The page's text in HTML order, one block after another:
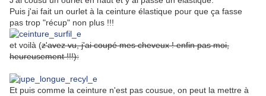
Puis j'ai fait un ourlet à la ceinture élastique pour que ça fasse
pas trop "récup" non plus !!!
et voilà (z'avez vu, j'ai coupé mes cheveux ! enfin pas moi,
heureusement !!!):
Et puis comme la ceinture n'est pas cousue, on peut la mettre à